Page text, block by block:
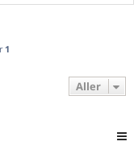
a
1
Aller